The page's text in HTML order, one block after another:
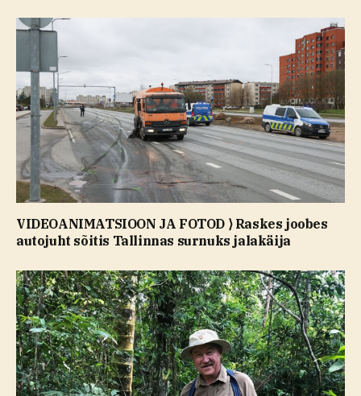
VIDEOANIMATSIOON JA FOTOD ⟩ Raskes joobes
autojuht sõitis Tallinnas surnuks jalakäija